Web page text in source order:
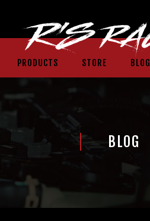
PRODUCTS STORE BLOG
BLOG